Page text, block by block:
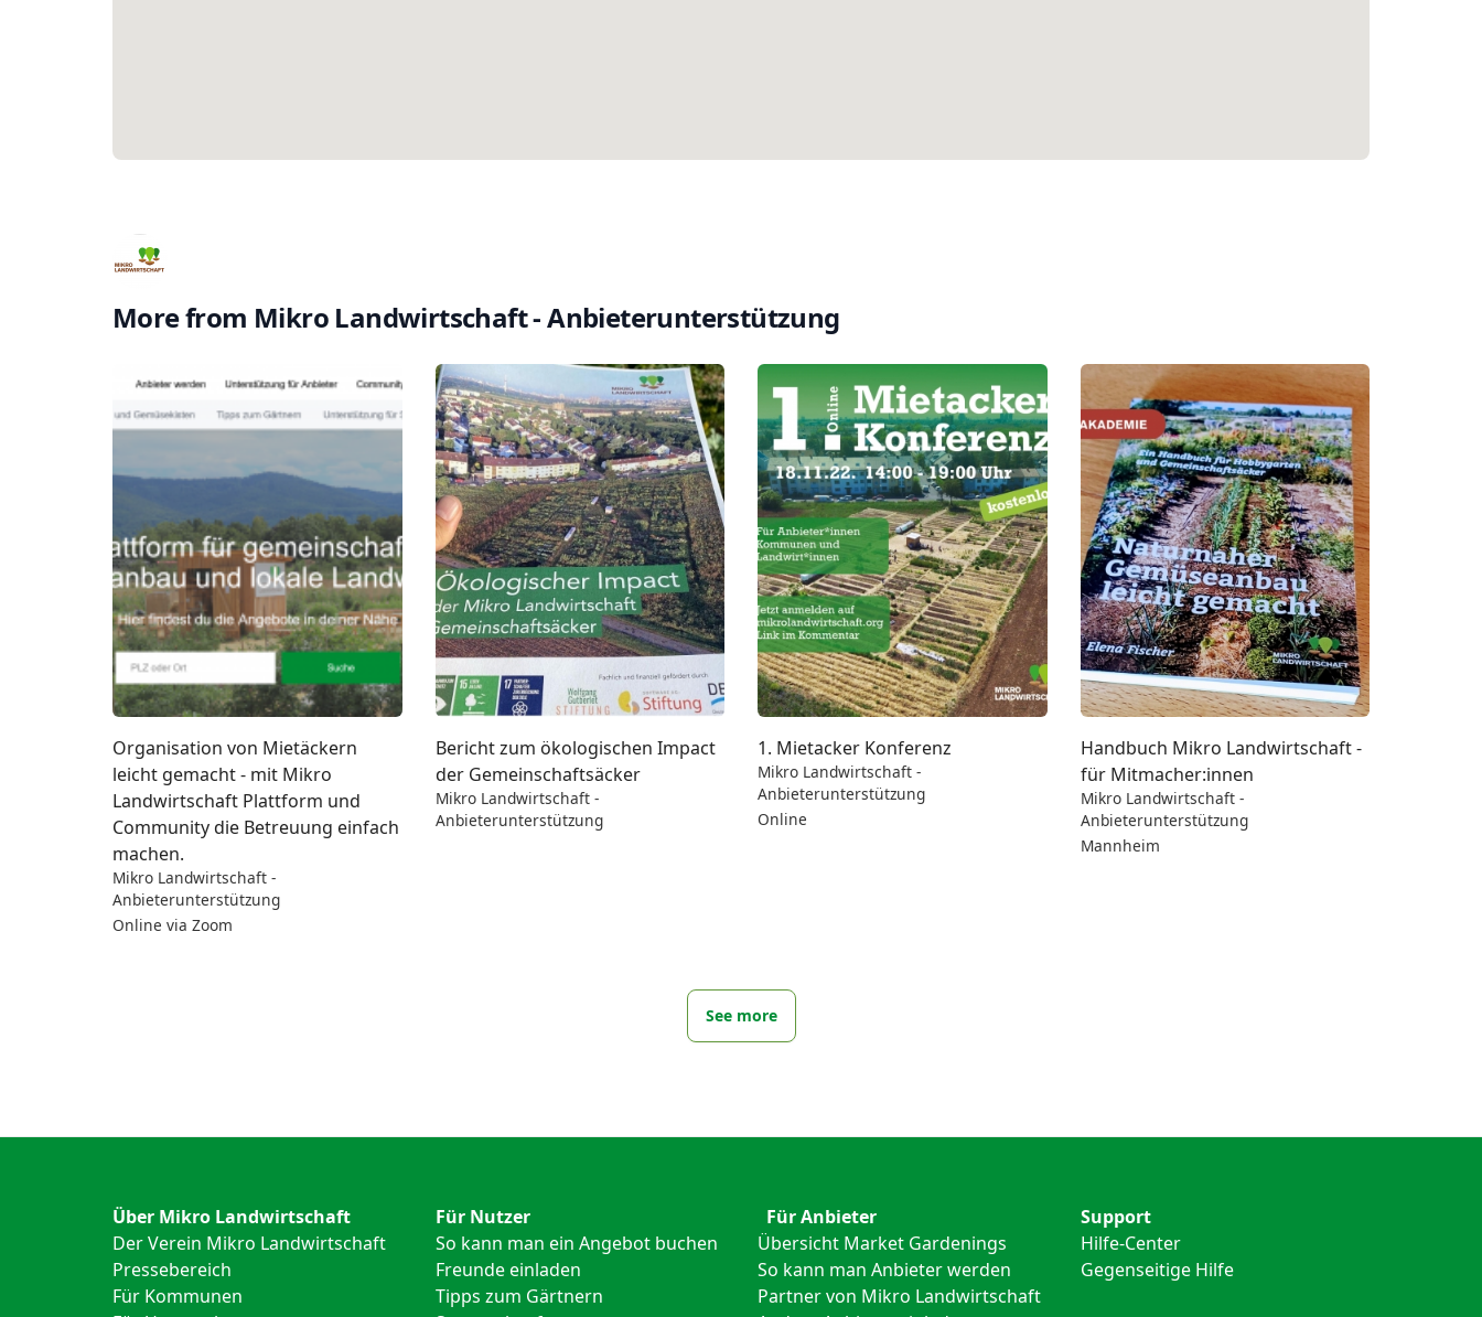
More from Mikro Landwirtschaft - Anbieterunterstützung
Organisation von Mietäckern
leicht gemacht - mit Mikro
Landwirtschaft Plattform und
Community die Betreuung einfach
machen.
Mikro Landwirtschaft -
Anbieterunterstützung
Online via Zoom
Bericht zum ökologischen Impact
der Gemeinschaftsäcker
Mikro Landwirtschaft -
Anbieterunterstützung
1. Mietacker Konferenz
Mikro Landwirtschaft -
Anbieterunterstützung
Online
Handbuch Mikro Landwirtschaft -
für Mitmacher:innen
Mikro Landwirtschaft -
Anbieterunterstützung
Mannheim
See more
Über Mikro Landwirtschaft
Der Verein Mikro Landwirtschaft
Pressebereich
Für Kommunen
Für Nutzer
So kann man ein Angebot buchen
Freunde einladen
Tipps zum Gärtnern
Für Anbieter
Übersicht Market Gardenings
So kann man Anbieter werden
Partner von Mikro Landwirtschaft
Support
Hilfe-Center
Gegenseitige Hilfe